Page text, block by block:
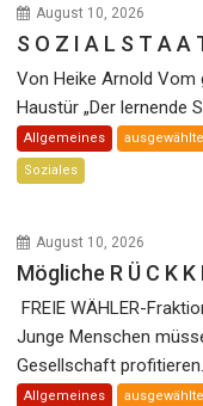
August 10, 2026
S O Z I A L S T A A
Von Heike Arnold Vom
Haustür „Der lernende
Allgemeines ausgewählte
Soziales
August 10, 2026
Mögliche R Ü C K
FREIE WÄHLER-
Junge Menschen
Gesellschaft
Allgemeines ausgewählte